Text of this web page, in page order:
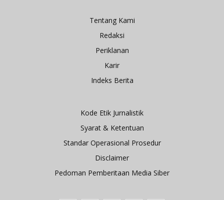
Tentang Kami
Redaksi
Periklanan
Karir
Indeks Berita
Kode Etik Jurnalistik
Syarat & Ketentuan
Standar Operasional Prosedur
Disclaimer
Pedoman Pemberitaan Media Siber